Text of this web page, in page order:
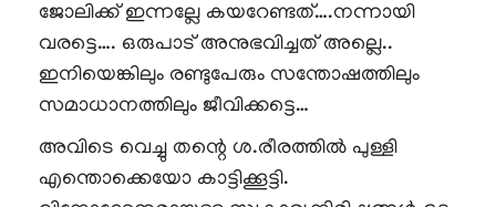
ജോലിക്ക് ഇന്നല്ലേ കയറേണ്ടത്….നന്നായി
വരട്ടെ…. ഒരുപാട് അനുഭവിച്ചത് അല്ലെ..
ഇനിയെങ്കിലും രണ്ടുപേരും സന്തോഷത്തിലും
സമാധാനത്തിലും ജീവിക്കട്ടെ…
അവിടെ വെച്ചു തന്റെ ശ.രീരത്തിൽ പുള്ളി
എന്തൊക്കെയോ കാട്ടിക്കൂട്ടി.